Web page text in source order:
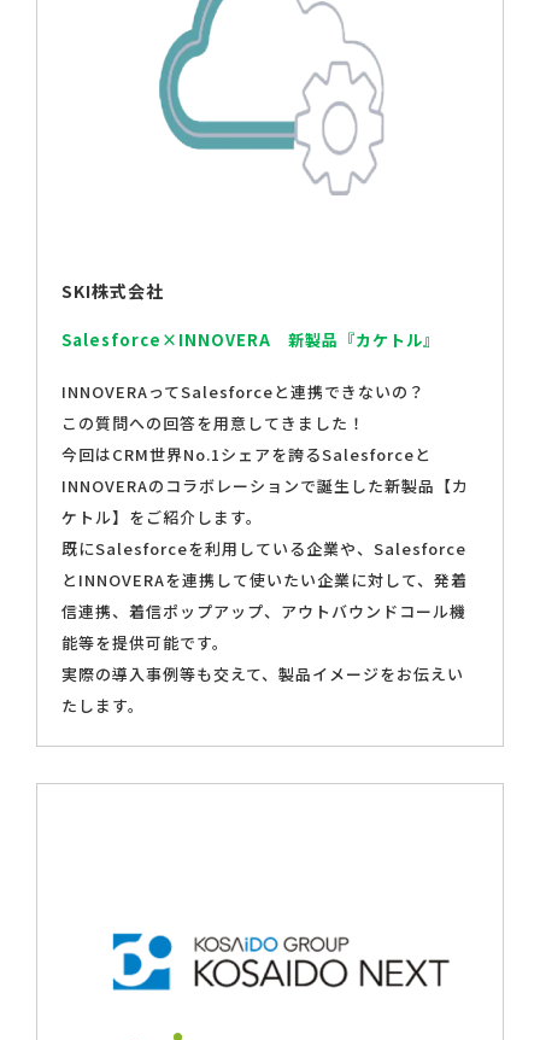
SKI株式会社
Salesforce×INNOVERA 新製品『カケトル』
INNOVERAってSalesforceと連携できないの？
この質問への回答を用意してきました！
今回はCRM世界No.1シェアを誇るSalesforceと
INNOVERAのコラボレーションで誕生した新製品【カ
ケトル】をご紹介します。
既にSalesforceを利用している企業や、Salesforce
とINNOVERAを連携して使いたい企業に対して、発着
信連携、着信ポップアップ、アウトバウンドコール機
能等を提供可能です。
実際の導入事例等も交えて、製品イメージをお伝えい
たします。